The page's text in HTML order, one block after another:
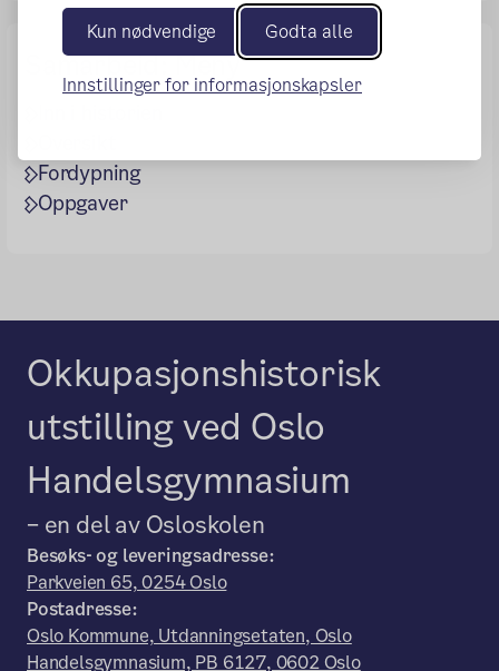
Kun nødvendige Godta alle
Innstillinger for informasjonskapsler
Samarbeid: Meny
Fordypning
Oppgaver
Okkupasjonshistorisk
utstilling ved Oslo
Handelsgymnasium
– en del av Osloskolen
Besøks- og leveringsadresse:
Parkveien 65, 0254 Oslo
Postadresse:
Oslo Kommune, Utdanningsetaten, Oslo
Handelsgymnasium, PB 6127, 0602 Oslo